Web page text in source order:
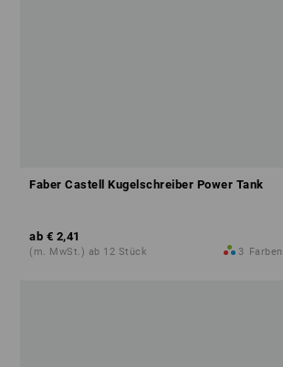
Faber Castell Kugelschreiber Power Tank
ab € 2,41
(m. MwSt.) ab 12 Stück 3 Farben